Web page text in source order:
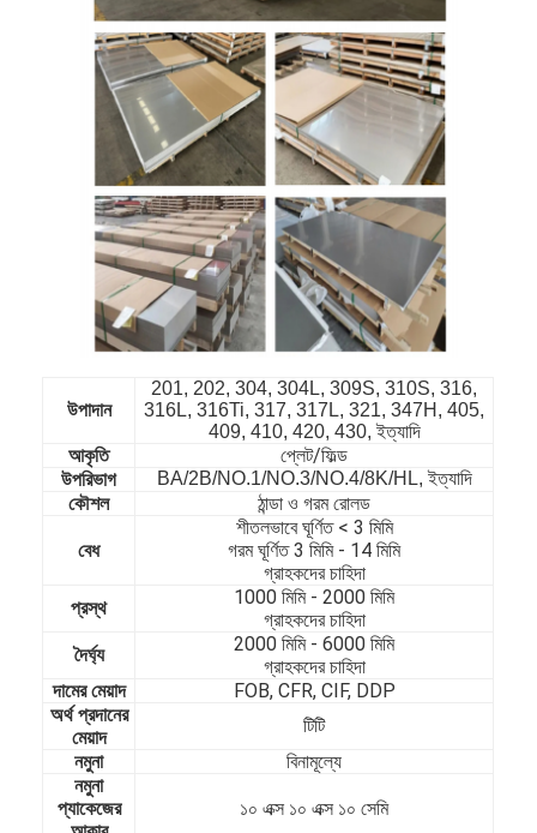
বাড়ি
পণ্য
ভিডিও
উপাদান
201, 202, 304, 304L, 309S, 310S, 316,
316L, 316Ti, 317, 317L, 321, 347H, 405,
409, 410, 420, 430, ইত্যাদি
আকৃতি
প্লেট/ফিল্ড
উপরিভাগ BA/2B/NO.1/NO.3/NO.4/8K/HL, ইত্যাদি
কৌশল ঠান্ডা ও গরম রোলড
বেধ
শীতলভাবে ঘূর্ণিত < 3 মিমি
গরম ঘূর্ণিত 3 মিমি - 14 মিমি
গ্রাহকদের চাহিদা
প্রস্থ
1000 মিমি - 2000 মিমি
গ্রাহকদের চাহিদা
দৈর্ঘ্য
2000 মিমি - 6000 মিমি
গ্রাহকদের চাহিদা
দামের মেয়াদ
FOB, CFR, CIF, DDP
অর্থ প্রদানের
মেয়াদ
টিটি
নমুনা
বিনামূল্যে
নমুনা
প্যাকেজের
১০ এক্স ১০ এক্স ১০ সেমি